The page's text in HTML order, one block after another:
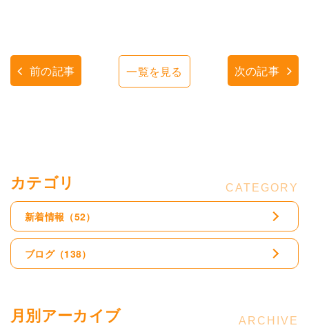
前の記事 一覧を見る 次の記事
カテゴリ
新着情報 （52）
ブログ（138）
月別アーカイブ